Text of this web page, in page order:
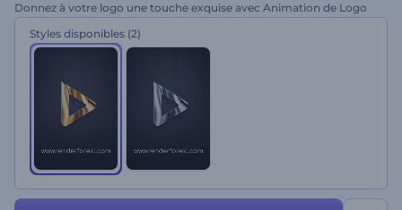
Donnez à votre logo une touche exquise avec Animation de Logo
Styles disponibles (2)